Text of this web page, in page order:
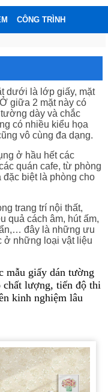
CÔNG TRÌNH
dưới là lớp giấy, mặt
giữa 2 mặt này có
dày và chắc
có nhiều kiểu họa
vô cùng đa dạng.
ở hầu hết các
quán cafe, từ phòng
biệt là phòng cho
trang trí nội thất,
quả cách âm, hút ấm,
đây là những ưu
ở những loại vật liệu
mẫu giấy dán tường
chất lượng, tiến độ thi
kinh nghiệm lâu